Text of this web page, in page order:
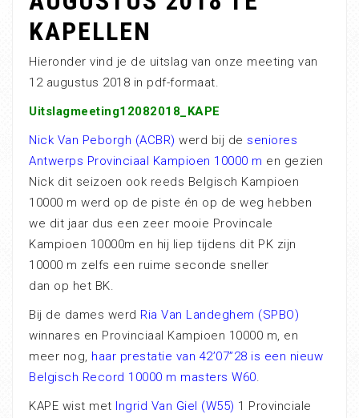
KAPELLEN
Hieronder vind je de uitslag van onze meeting van
12 augustus 2018 in pdf-formaat.
Uitslagmeeting12082018_KAPE
Nick Van Peborgh (ACBR) werd bij de seniores
Antwerps Provinciaal Kampioen 10000 m en gezien
Nick dit seizoen ook reeds Belgisch Kampioen
10000 m werd op de piste én op de weg hebben
we dit jaar dus een zeer mooie Provincale
Kampioen 10000m en hij liep tijdens dit PK zijn
10000 m zelfs een ruime seconde sneller
dan op het BK.
Bij de dames werd Ria Van Landeghem (SPBO)
winnares en Provinciaal Kampioen 10000 m, en
meer nog, haar prestatie van 42’07”28 is een nieuw
Belgisch Record 10000 m masters W60.
KAPE wist met Ingrid Van Giel (W55) 1 Provinciale